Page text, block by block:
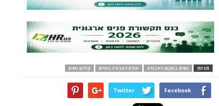
תגיות נשים במקום העבודה עולם העבודה החדש קידום נשים
Facebook
Twitter